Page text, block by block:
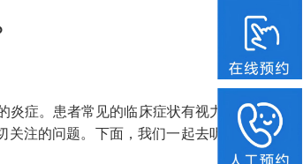
症。患者常见的临床症状有视力
注的问题。下面，我们一起去听